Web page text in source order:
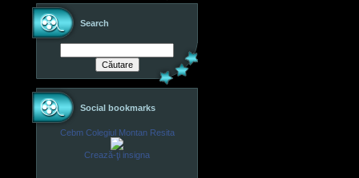
Search
Social bookmarks
Cebm Colegiul Montan Resita
Crează-ţi insigna